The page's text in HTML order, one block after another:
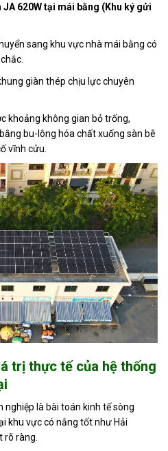
620W tại mái bằng (Khu ký gửi
sang khu vực nhà mái bằng có
giàn thép chịu lực chuyên
khoảng không gian bỏ trống,
bu-lông hóa chất xuống sàn bê
vĩnh cửu.
trị thực tế của hệ thống
là bài toán kinh tế sòng
khu vực có nắng tốt như Hải
rõ ràng.